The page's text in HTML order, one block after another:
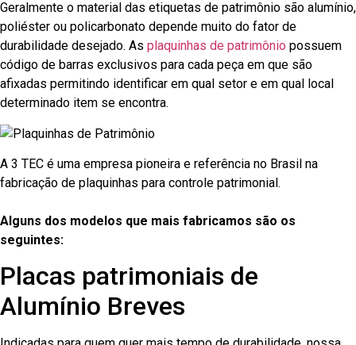
Geralmente o material das etiquetas de patrimônio são alumínio,
poliéster ou policarbonato depende muito do fator de
durabilidade desejado. As plaquinhas de patrimônio possuem
código de barras exclusivos para cada peça em que são
afixadas permitindo identificar em qual setor e em qual local
determinado item se encontra.
A 3 TEC é uma empresa pioneira e referência no Brasil na
fabricação de plaquinhas para controle patrimonial.
Alguns dos modelos que mais fabricamos são os
seguintes:
Placas patrimoniais de
Alumínio Breves